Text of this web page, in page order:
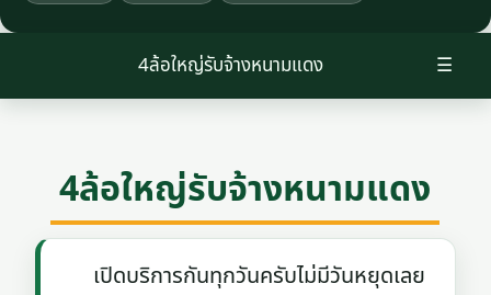
☰
4ล้อใหญ่รับจ้างหนามแดง
4ล้อใหญ่รับจ้างหนามแดง
เปิดบริการกันทุกวันครับไม่มีวันหยุดเลย